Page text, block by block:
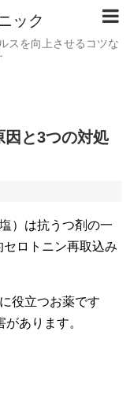
ック
スを向上させるコツな
因と3つの対処
）は抗うつ剤の一
ロトニン再取込み
役立つお薬です
あります。